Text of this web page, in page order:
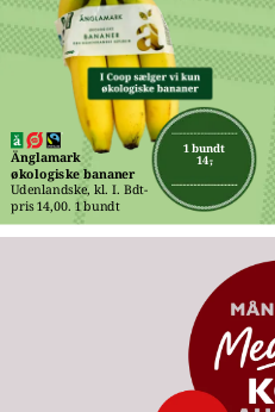
1 bundt
14,-
Änglamark
økologiske bananer
Udenlandske, kl. I. Bdt-
pris 14,00. 1 bundt